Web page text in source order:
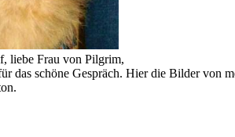
liebe Frau von Pilgrim,
das schöne Gespräch. Hier die Bilder von